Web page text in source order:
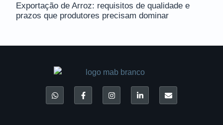
Exportação de Arroz: requisitos de qualidade e
prazos que produtores precisam dominar